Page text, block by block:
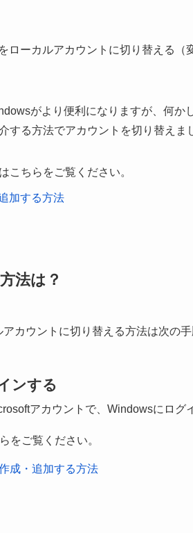
ローカルアカウントに切り替える（
がより便利になりますが、何か
する方法でアカウントを切り替えま
こちらをご覧ください。
加する方法
法は？
カウントに切り替える方法は次の手
ンする
アカウントで、Windowsにログ
をご覧ください。
成・追加する方法